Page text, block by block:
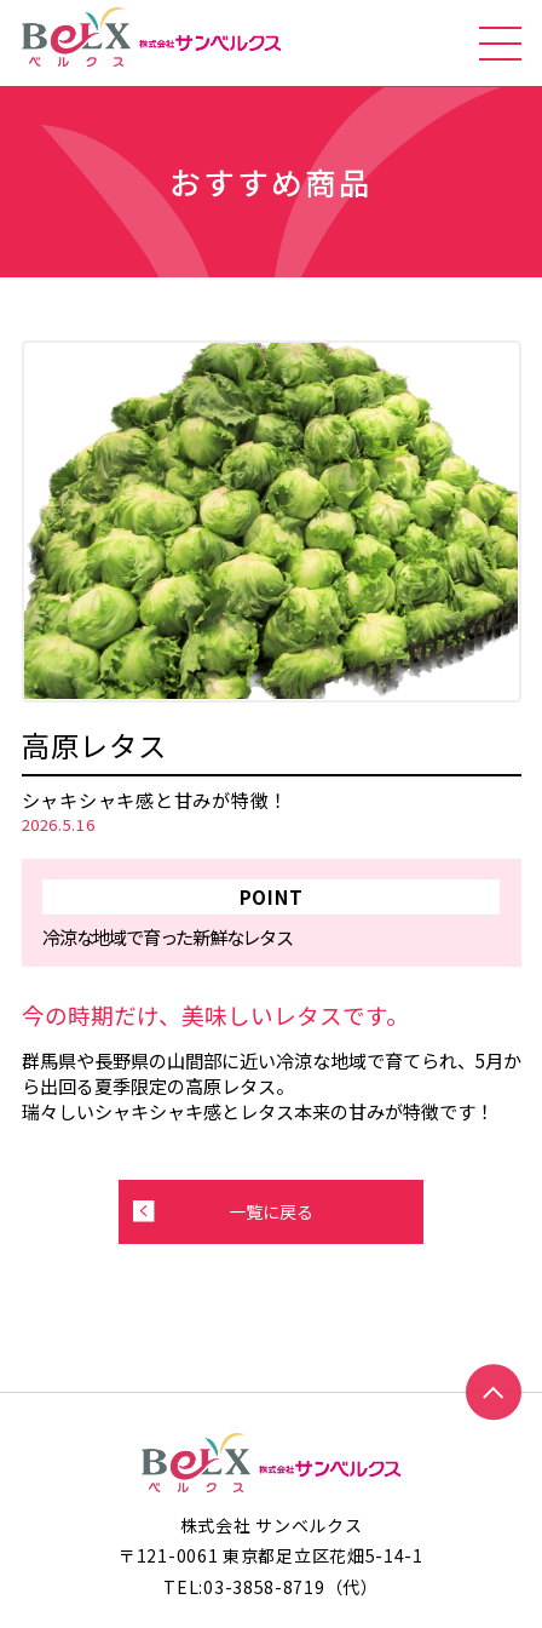
おすすめ商品
高原レタス
シャキシャキ感と甘みが特徴！
2026.5.16
POINT
冷涼な地域で育った新鮮なレタス
今の時期だけ、美味しいレタスです。
群馬県や長野県の山間部に近い冷涼な地域で育てられ、5月か
ら出回る夏季限定の高原レタス。
瑞々しいシャキシャキ感とレタス本来の甘みが特徴です！
一覧に戻る
株式会社 サンベルクス
〒121-0061 東京都足立区花畑5-14-1
TEL:03-3858-8719 （代）